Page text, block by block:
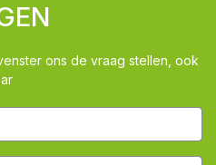
ons de vraag stellen, ook